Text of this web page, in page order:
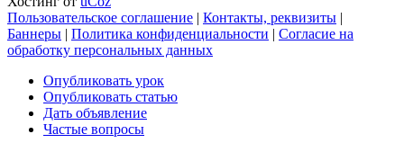
Пользовательское соглашение | Контакты, реквизиты |
Баннеры | Политика конфиденциальности | Согласие на
обработку персональных данных
Опубликовать урок
Опубликовать статью
Дать объявление
Частые вопросы